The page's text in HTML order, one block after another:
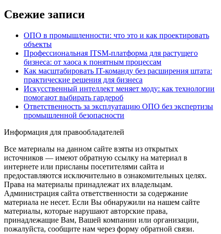
Свежие записи
ОПО в промышленности: что это и как проектировать
объекты
Профессиональная ITSM-платформа для растущего
бизнеса: от хаоса к понятным процессам
Как масштабировать IT-команду без расширения штата:
практические решения для бизнеса
Искусственный интеллект меняет моду: как технологии
помогают выбирать гардероб
Ответственность за эксплуатацию ОПО без экспертизы
промышленной безопасности
Информация для правообладателей
Все материалы на данном сайте взяты из открытых
источников — имеют обратную ссылку на материал в
интернете или присланы посетителями сайта и
предоставляются исключительно в ознакомительных целях.
Права на материалы принадлежат их владельцам.
Администрация сайта ответственности за содержание
материала не несет. Если Вы обнаружили на нашем сайте
материалы, которые нарушают авторские права,
принадлежащие Вам, Вашей компании или организации,
пожалуйста, сообщите нам через форму обратной связи.